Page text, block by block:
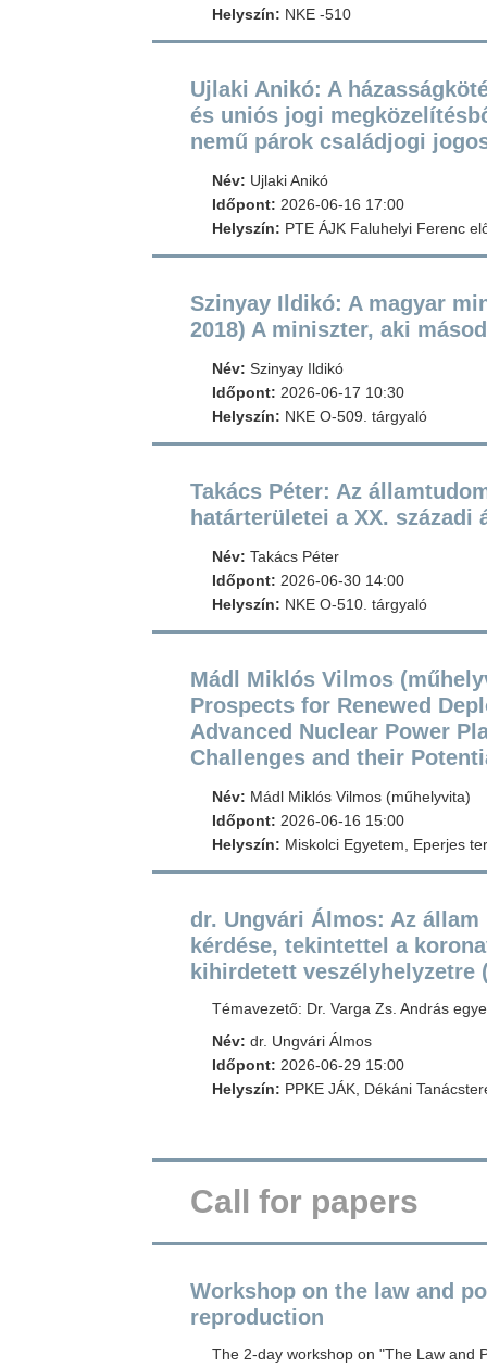
Helyszín: NKE -510
Ujlaki Anikó: A
és uniós jogi
nemű párok családjogi
Név: Ujlaki Anikó
Időpont: 2026-06-16 17:00
Helyszín: PTE ÁJK Faluhelyi Ferenc
Szinyay Ildikó: A magyar
2018) A miniszter, aki
Név: Szinyay Ildikó
Időpont: 2026-06-17 10:30
Helyszín: NKE O-509. tárgyaló
Takács Péter: Az
határterületei a XX.
Név: Takács Péter
Időpont: 2026-06-30 14:00
Helyszín: NKE O-510. tárgyaló
Mádl Miklós Vilmos
Prospects for Renewed
Advanced Nuclear Power
Challenges and their
Név: Mádl Miklós Vilmos (műhelyvita)
Időpont: 2026-06-16 15:00
Helyszín: Miskolci Egyetem, Eperjes
dr. Ungvári Álmos: Az
kérdése, tekintettel a
kihirdetett veszélyhelyzetre
Témavezető: Dr. Varga Zs. András
Név: dr. Ungvári Álmos
Időpont: 2026-06-29 15:00
Helyszín: PPKE JÁK, Dékáni
Call for papers
Workshop on the law and
reproduction
The 2-day workshop on "The Law and